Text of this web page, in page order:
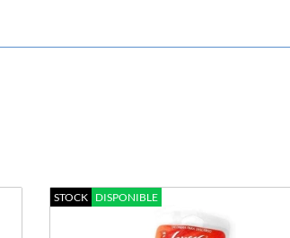
STOCK DISPONIBLE